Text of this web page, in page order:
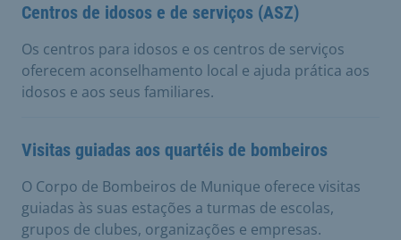
Centros de idosos e de serviços (ASZ)
Os centros para idosos e os centros de serviços
oferecem aconselhamento local e ajuda prática aos
idosos e aos seus familiares.
Visitas guiadas aos quartéis de bombeiros
O Corpo de Bombeiros de Munique oferece visitas
guiadas às suas estações a turmas de escolas,
grupos de clubes, organizações e empresas.